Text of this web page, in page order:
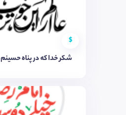
$
شکر خدا که در پناه حسینم